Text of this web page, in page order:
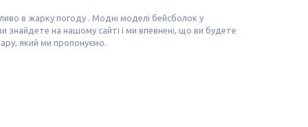
в жарку погоду . Модні моделі бейсболок у
на нашому сайті і ми впевнені, що ви будете
який ми пропонуємо.